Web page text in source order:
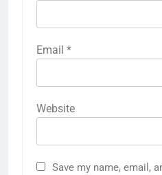
Email *
Website
Save my name, email,